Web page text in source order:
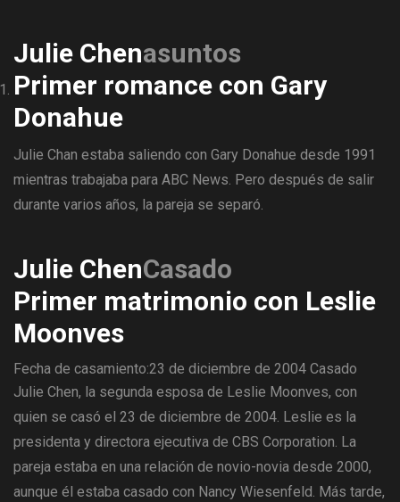
Julie Chenasuntos
Primer romance con Gary
Donahue
Julie Chan estaba saliendo con Gary Donahue desde 1991
mientras trabajaba para ABC News. Pero después de salir
durante varios años, la pareja se separó.
Julie ChenCasado
Primer matrimonio con Leslie
Moonves
Fecha de casamiento:23 de diciembre de 2004 Casado
Julie Chen, la segunda esposa de Leslie Moonves, con
quien se casó el 23 de diciembre de 2004. Leslie es la
presidenta y directora ejecutiva de CBS Corporation. La
pareja estaba en una relación de novio-novia desde 2000,
aunque él estaba casado con Nancy Wiesenfeld. Más tarde,